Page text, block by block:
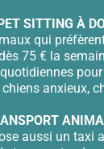
SITTING À
qui
75 € la
anxieux,
aussi un taxi